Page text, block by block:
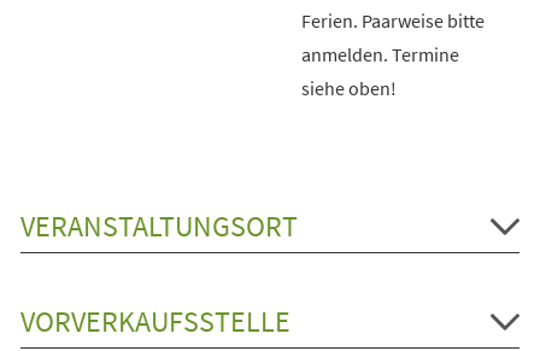
Ferien. Paarweise bitte
anmelden. Termine
siehe oben!
VERANSTALTUNGSORT
VORVERKAUFSSTELLE